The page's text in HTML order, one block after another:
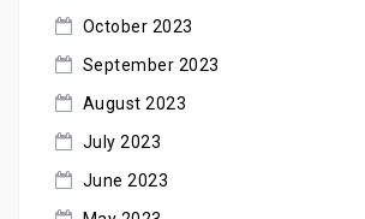
October 2023
September 2023
August 2023
July 2023
June 2023